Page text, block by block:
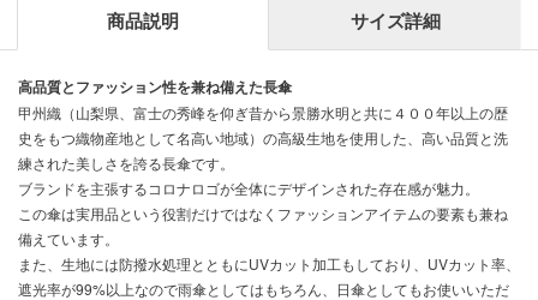
商品説明 サイズ詳細
高品質とファッション性を兼ね備えた長傘
甲州織（山梨県、富士の秀峰を仰ぎ昔から景勝水明と共に４００年以上の歴
史をもつ織物産地として名高い地域）の高級生地を使用した、高い品質と洗
練された美しさを誇る長傘です。
ブランドを主張するコロナロゴが全体にデザインされた存在感が魅力。
この傘は実用品という役割だけではなくファッションアイテムの要素も兼ね
備えています。
また、生地には防撥水処理とともにUVカット加工もしており、UVカット率、
遮光率が99%以上なので雨傘としてはもちろん、日傘としてもお使いいただ